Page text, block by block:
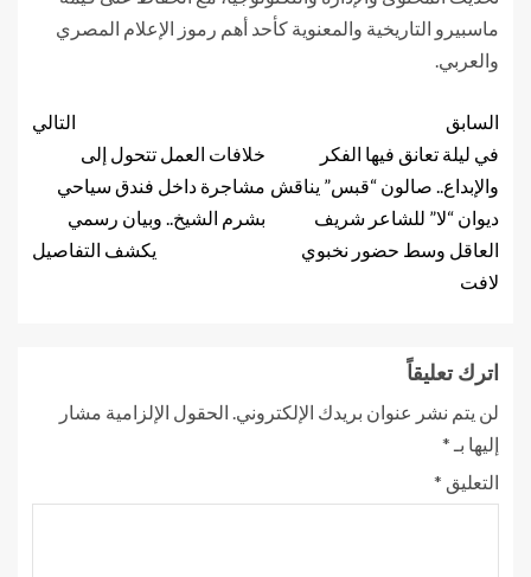
ماسبيرو التاريخية والمعنوية كأحد أهم رموز الإعلام المصري
والعربي.
السابق
في ليلة تعانق فيها الفكر
والإبداع.. صالون “قبس” يناقش
ديوان “لا” للشاعر شريف
العاقل وسط حضور نخبوي
لافت
التالي
خلافات العمل تتحول إلى
مشاجرة داخل فندق سياحي
بشرم الشيخ.. وبيان رسمي
يكشف التفاصيل
اترك تعليقاً
لن يتم نشر عنوان بريدك الإلكتروني. الحقول الإلزامية مشار
إليها بـ *
التعليق *